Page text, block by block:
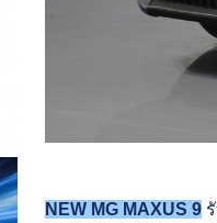
NEW MG MAXUS 9รั